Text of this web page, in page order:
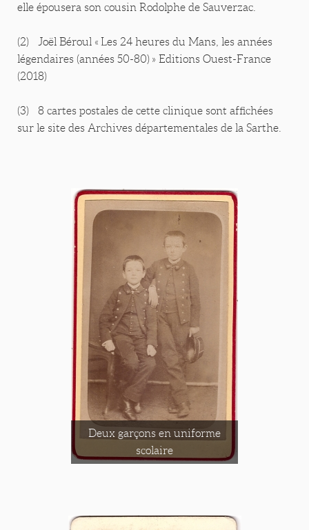
elle épousera son cousin Rodolphe de Sauverzac.
(2) Joël Béroul « Les 24 heures du Mans, les années
légendaires (années 50-80) » Editions Ouest-France
(2018)
(3) 8 cartes postales de cette clinique sont affichées
sur le site des Archives départementales de la Sarthe.
Deux garçons en uniforme
scolaire